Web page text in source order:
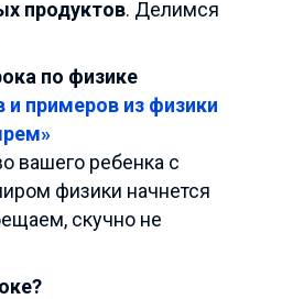
продуктов. Делимся
по физике
и примеров из физики
вашего ребенка с
физики начнется
скучно не